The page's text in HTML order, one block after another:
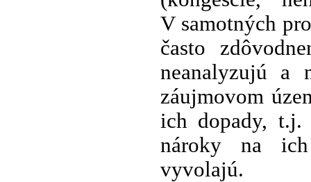
V samotných
často
neanalyzujú a
záujmovom
ich dopady, t.j.
nároky na ich
vyvolajú.